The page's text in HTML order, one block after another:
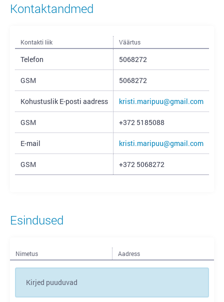
Kontaktandmed
Kontakti liik Väärtus
Telefon 5068272
GSM 5068272
Kohustuslik E-posti aadress kristi.maripuu@gmail.com
GSM +372 5185088
E-mail kristi.maripuu@gmail.com
GSM +372 5068272
Esindused
Nimetus Aadress
Kirjed puuduvad